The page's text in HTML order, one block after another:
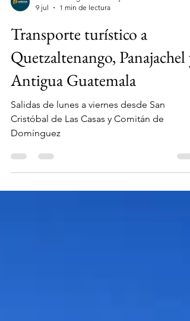
9 jul
1 min de lectura
Transporte turístico a
Quetzaltenango, Panajachel y
Antigua Guatemala
Salidas de lunes a viernes desde San
Domínguez